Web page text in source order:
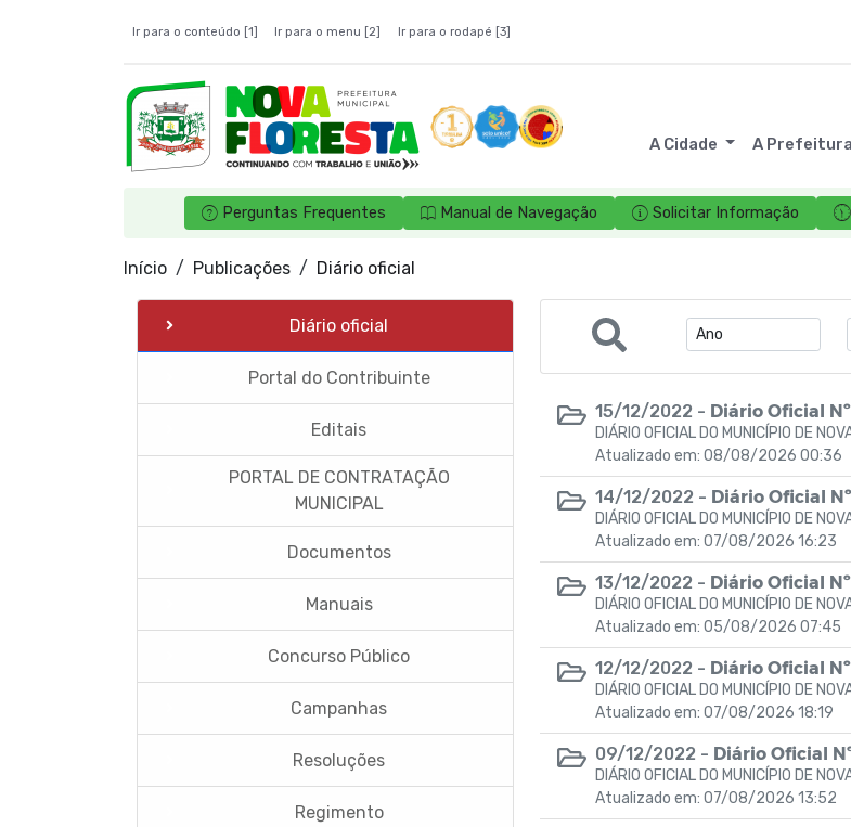
Ir para o conteúdo [1] Ir para o menu [2] Ir para o rodapé [3]
A Cidade A Prefeitura
Perguntas Frequentes Manual de Navegação Solicitar Informação
Início Publicações Diário oficial
Diário oficial
Portal do Contribuinte
Editais
PORTAL DE CONTRATAÇÃO
MUNICIPAL
Documentos
Manuais
Concurso Público
Campanhas
Resoluções
Regimento
15/12/2022 - Diário Oficial
DIÁRIO OFICIAL DO MUNICÍPIO DE
Atualizado em: 08/08/2026 00:36
14/12/2022 - Diário Oficial Nº
DIÁRIO OFICIAL DO MUNICÍPIO DE
Atualizado em: 07/08/2026 16:23
13/12/2022 - Diário Oficial
DIÁRIO OFICIAL DO MUNICÍPIO DE
Atualizado em: 05/08/2026 07:45
12/12/2022 - Diário Oficial Nº
DIÁRIO OFICIAL DO MUNICÍPIO DE
Atualizado em: 07/08/2026 18:19
09/12/2022 - Diário Oficial
DIÁRIO OFICIAL DO MUNICÍPIO DE
Atualizado em: 07/08/2026 13:52